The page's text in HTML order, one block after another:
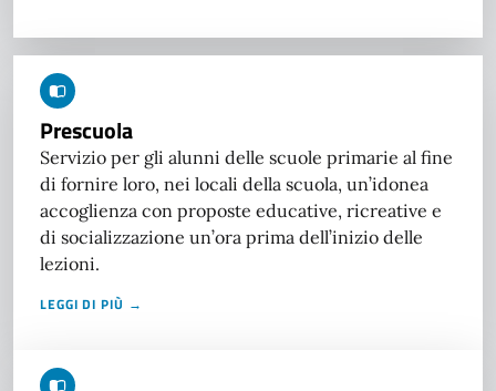
Prescuola
Servizio per gli alunni delle scuole primarie al fine
di fornire loro, nei locali della scuola, un’idonea
accoglienza con proposte educative, ricreative e
di socializzazione un’ora prima dell’inizio delle
lezioni.
LEGGI DI PIÙ →